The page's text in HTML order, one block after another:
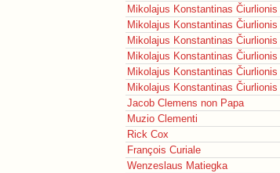
Mikolajus Konstantinas Čiurlionis
Mikolajus Konstantinas Čiurlionis
Mikolajus Konstantinas Čiurlionis
Mikolajus Konstantinas Čiurlionis
Mikolajus Konstantinas Čiurlionis
Mikolajus Konstantinas Čiurlionis
Jacob Clemens non Papa
Muzio Clementi
Rick Cox
François Curiale
Wenzeslaus Matiegka